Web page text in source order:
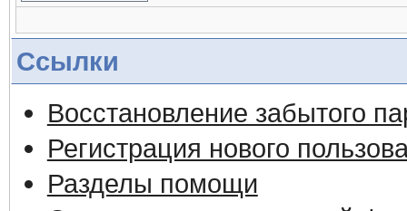
Ссылки
Восстановление забытого
Регистрация нового
Разделы помощи